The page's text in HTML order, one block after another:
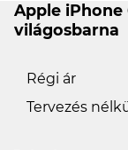
Apple
világosbarna
Régi ár
Tervezés